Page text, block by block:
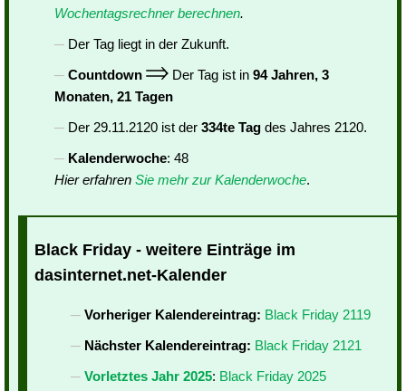
Wochentagsrechner berechnen.
Der Tag liegt in der Zukunft.
Countdown
Der Tag ist in 94 Jahren, 3
Monaten, 21 Tagen
Der 29.11.2120 ist der 334te Tag des Jahres 2120.
Kalenderwoche: 48
Hier erfahren Sie mehr zur Kalenderwoche.
Black Friday - weitere Einträge im
dasinternet.net-Kalender
Vorheriger Kalendereintrag: Black Friday 2119
Nächster Kalendereintrag: Black Friday 2121
Vorletztes Jahr 2025: Black Friday 2025